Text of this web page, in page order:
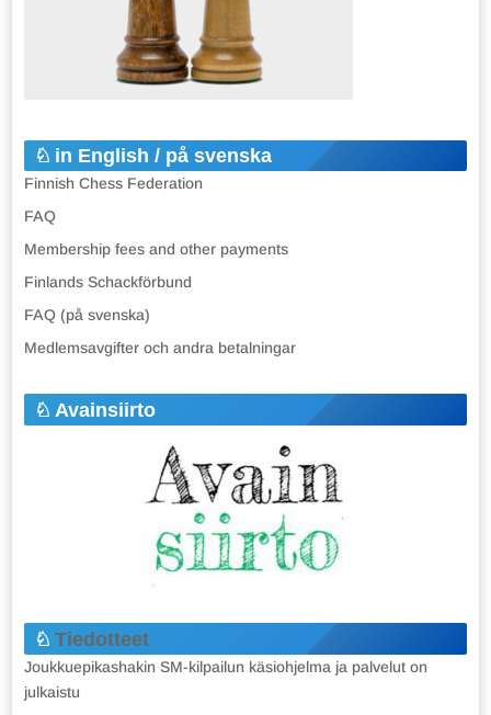
in English / på svenska
Finnish Chess Federation
FAQ
Membership fees and other payments
Finlands Schackförbund
FAQ (på svenska)
Medlemsavgifter och andra betalningar
Avainsiirto
Tiedotteet
Joukkuepikashakin SM-kilpailun käsiohjelma ja palvelut on
julkaistu